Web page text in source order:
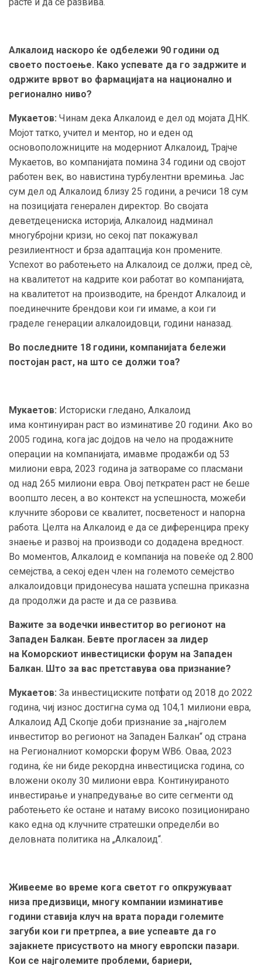
Aлкалоид наскоро ќе одбележи 90 години од
своето постоење. Како успевате да го задржите и
одржите врвот во фармацијата на национално и
регионално ниво?
Мукаетов: Чинам дека Алкалоид е дел од мојата ДНК.
Мојот татко, учител и ментор, но и еден од
основоположниците на модерниот Алкалоид, Трајче
Мукаетов, во компанијата помина 34 години од својот
работен век, во навистина турбулентни времиња. Јас
сум дел од Алкалоид близу 25 години, а речиси 18 сум
на позицијата генерален директор. Во својата
деветдецениска историја, Алкалоид надминал
многубројни кризи, но секој пат покажувал
резилиентност и брза адаптација кон промените.
Успехот во работењето на Алкалоид се должи, пред сè,
на квалитетот на кадрите кои работат во компанијата,
на квалитетот на производите, на брендот Алкалоид и
поединечните брендови кои ги имаме, а кои ги
граделе генерации алкалоидовци, години наназад.
Во последните 18 години, компанијата бележи
постојан раст, на што се должи тоа?
Мукаетов: Историски гледано, Алкалоид
има континуиран раст во изминативе 20 години. Ако во
2005 година, кога јас дојдов на чело на продажните
операции на компанијата, имавме продажби од 53
милиони евра, 2023 година ја затвораме со пласмани
од над 265 милиони евра. Овој петкратен раст не беше
воопшто лесен, а во контекст на успешноста, можеби
клучните зборови се квалитет, посветеност и напорна
работа. Целта на Алкалоид е да се диференцира преку
знаење и развој на производи со додадена вредност.
Во моментов, Алкалоид е компанија на повеќе од 2.800
семејства, а секој еден член на големото семејство
алкалоидовци придонесува нашата успешна приказна
да продолжи да расте и да се развива.
Важите за водечки инвеститор во регионот на
Западен Балкан. Бевте прогласен за лидер
на Коморскиот инвестициски форум на Западен
Балкан. Што за вас претставува ова признание?
Мукаетов: За инвестициските потфати од 2018 до 2022
година, чиј износ достигна сума од 104,1 милиони евра,
Алкалоид АД Скопје доби признание за „најголем
инвеститор во регионот на Западен Балкан“ од страна
на Регионалниот коморски форум WB6. Оваа, 2023
година, ќе ни биде рекордна инвестициска година, со
вложени околу 30 милиони евра. Континуираното
инвестирање и унапредување во сите сегменти од
работењето ќе остане и натаму високо позиционирано
како една од клучните стратешки определби во
деловната политика на „Алкалоид“.
Живееме во време кога светот го опкружуваат
низа предизвици, многу компании изминативе
години ставија клуч на врата поради големите
загуби кои ги претрпеа, а вие успеавте да го
зајакнете присуството на многу европски пазари.
Кои се најголемите проблеми, бариери,